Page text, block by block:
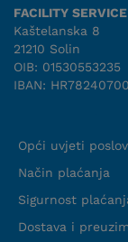
FACILITY
Kaštelanska 8
21210 Solin
OIB: 01530553235
IBAN:
Opći uvjeti
Način plaćanja
Sigurnost
Dostava i